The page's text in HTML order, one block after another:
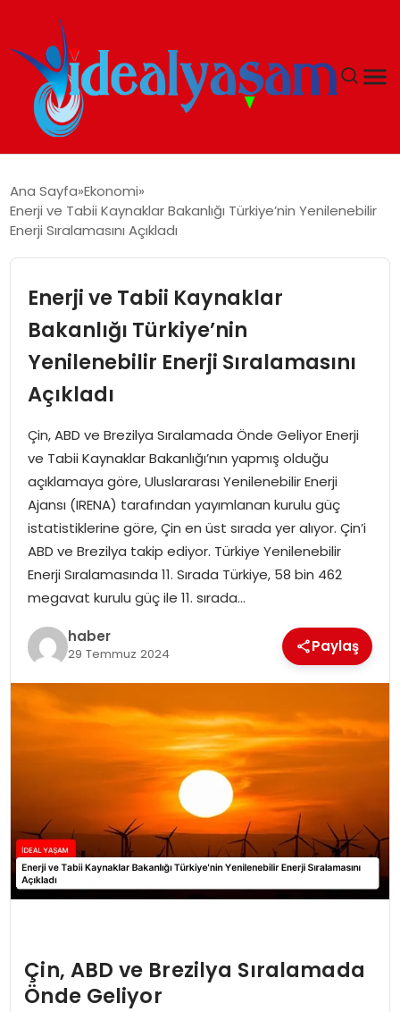
GÜNDEM
İDEAL YAŞAM
İDEAL SPOR
YAŞAM
MAGAZIN
SAĞLIK
SOSYAL HABER
Ana Sayfa Ekonomi
Enerji ve Tabii Kaynaklar Bakanlığı Türkiye’nin Yenilenebilir
Enerji Sıralamasını Açıkladı
Enerji ve Tabii Kaynaklar
Bakanlığı Türkiye’nin
Yenilenebilir Enerji Sıralamasını
Açıkladı
Çin, ABD ve Brezilya Sıralamada Önde Geliyor Enerji
ve Tabii Kaynaklar Bakanlığı’nın yapmış olduğu
açıklamaya göre, Uluslararası Yenilenebilir Enerji
Ajansı (IRENA) tarafından yayımlanan kurulu güç
istatistiklerine göre, Çin en üst sırada yer alıyor. Çin’i
ABD ve Brezilya takip ediyor. Türkiye Yenilenebilir
Enerji Sıralamasında 11. Sırada Türkiye, 58 bin 462
megavat kurulu güç ile 11. sırada…
haber
29 Temmuz 2024 Paylaş
Çin, ABD ve Brezilya Sıralamada
Önde Geliyor